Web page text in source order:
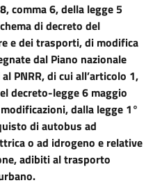
comma 6, della legge 5
di decreto del
e dei trasporti, di modifica
dal Piano nazionale
PNRR, di cui all’articolo 1,
decreto-legge 6 maggio
dalla legge 1°
di autobus ad
o ad idrogeno e relative
adibiti al trasporto